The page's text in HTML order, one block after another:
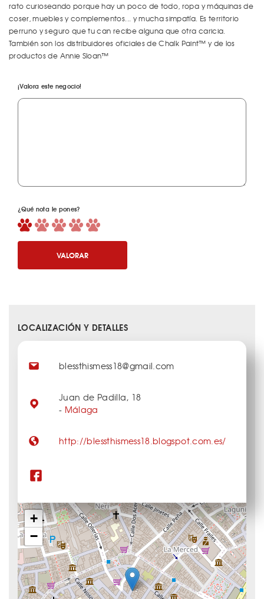
rato curioseando porque hay un poco de todo, ropa y máquinas de
coser, muebles y complementos... y mucha simpatía. Es territorio
perruno y seguro que tu can recibe alguna que otra caricia.
También son los distribuidores oficiales de Chalk Paint™ y de los
productos de Annie Sloan™
¡Valora este negocio!
¿Qué nota le pones?
VALORAR
LOCALIZACIÓN Y DETALLES
+
−
blessthismess18@gmail.com
Juan de Padilla, 18
- Málaga
http://blessthismess18.blogspot.com.es/